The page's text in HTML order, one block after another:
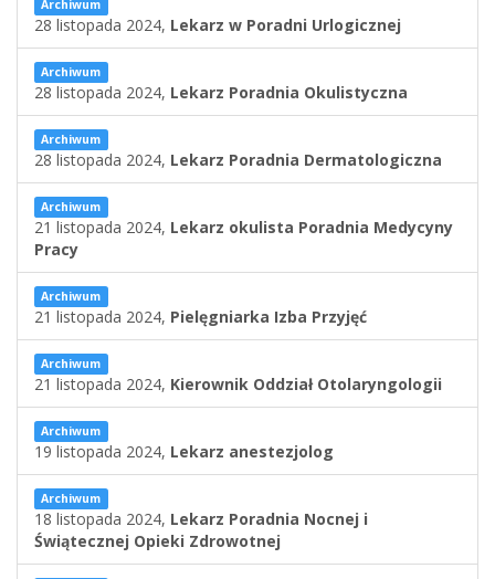
Archiwum
28 listopada 2024, Lekarz w Poradni Urlogicznej
Archiwum
28 listopada 2024, Lekarz Poradnia Okulistyczna
Archiwum
28 listopada 2024, Lekarz Poradnia Dermatologiczna
Archiwum
21 listopada 2024, Lekarz okulista Poradnia Medycyny
Pracy
Archiwum
21 listopada 2024, Pielęgniarka Izba Przyjęć
Archiwum
21 listopada 2024, Kierownik Oddział Otolaryngologii
Archiwum
19 listopada 2024, Lekarz anestezjolog
Archiwum
18 listopada 2024, Lekarz Poradnia Nocnej i
Świątecznej Opieki Zdrowotnej